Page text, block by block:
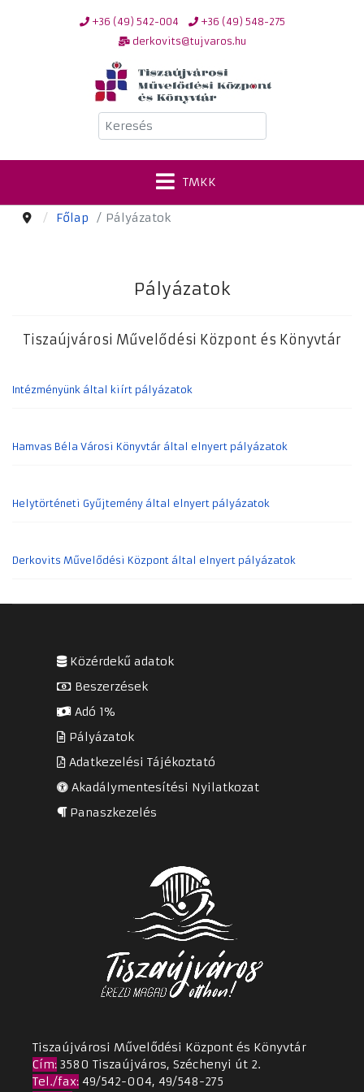
+36 (49) 542-004
+36 (49) 548-275
derkovits@tujvaros.hu
Keresés
TMKK
Főlap Pályázatok
Pályázatok
Tiszaújvárosi Művelődési Központ és Könyvtár
Intézményünk által kiírt pályázatok
Hamvas Béla Városi Könyvtár által elnyert pályázatok
Helytörténeti Gyűjtemény által elnyert pályázatok
Derkovits Művelődési Központ által elnyert pályázatok
Közérdekű adatok
Beszerzések
Adó 1%
Pályázatok
Adatkezelési Tájékoztató
Akadálymentesítési Nyilatkozat
Panaszkezelés
Tiszaújvárosi Művelődési Központ és Könyvtár
Cím: 3580 Tiszaújváros, Széchenyi út 2.
Tel./fax: 49/542-004, 49/548-275